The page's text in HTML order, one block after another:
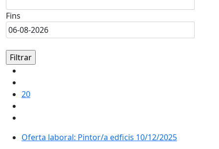
Fins
20
Oferta laboral: Pintor/a edficis 10/12/2025